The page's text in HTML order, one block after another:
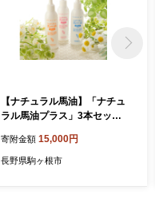
【ナチュラル馬油】「ナチュ
ラル馬油プラス」3本セット
オイル
寄附金額 15,000円
長野県駒ヶ根市